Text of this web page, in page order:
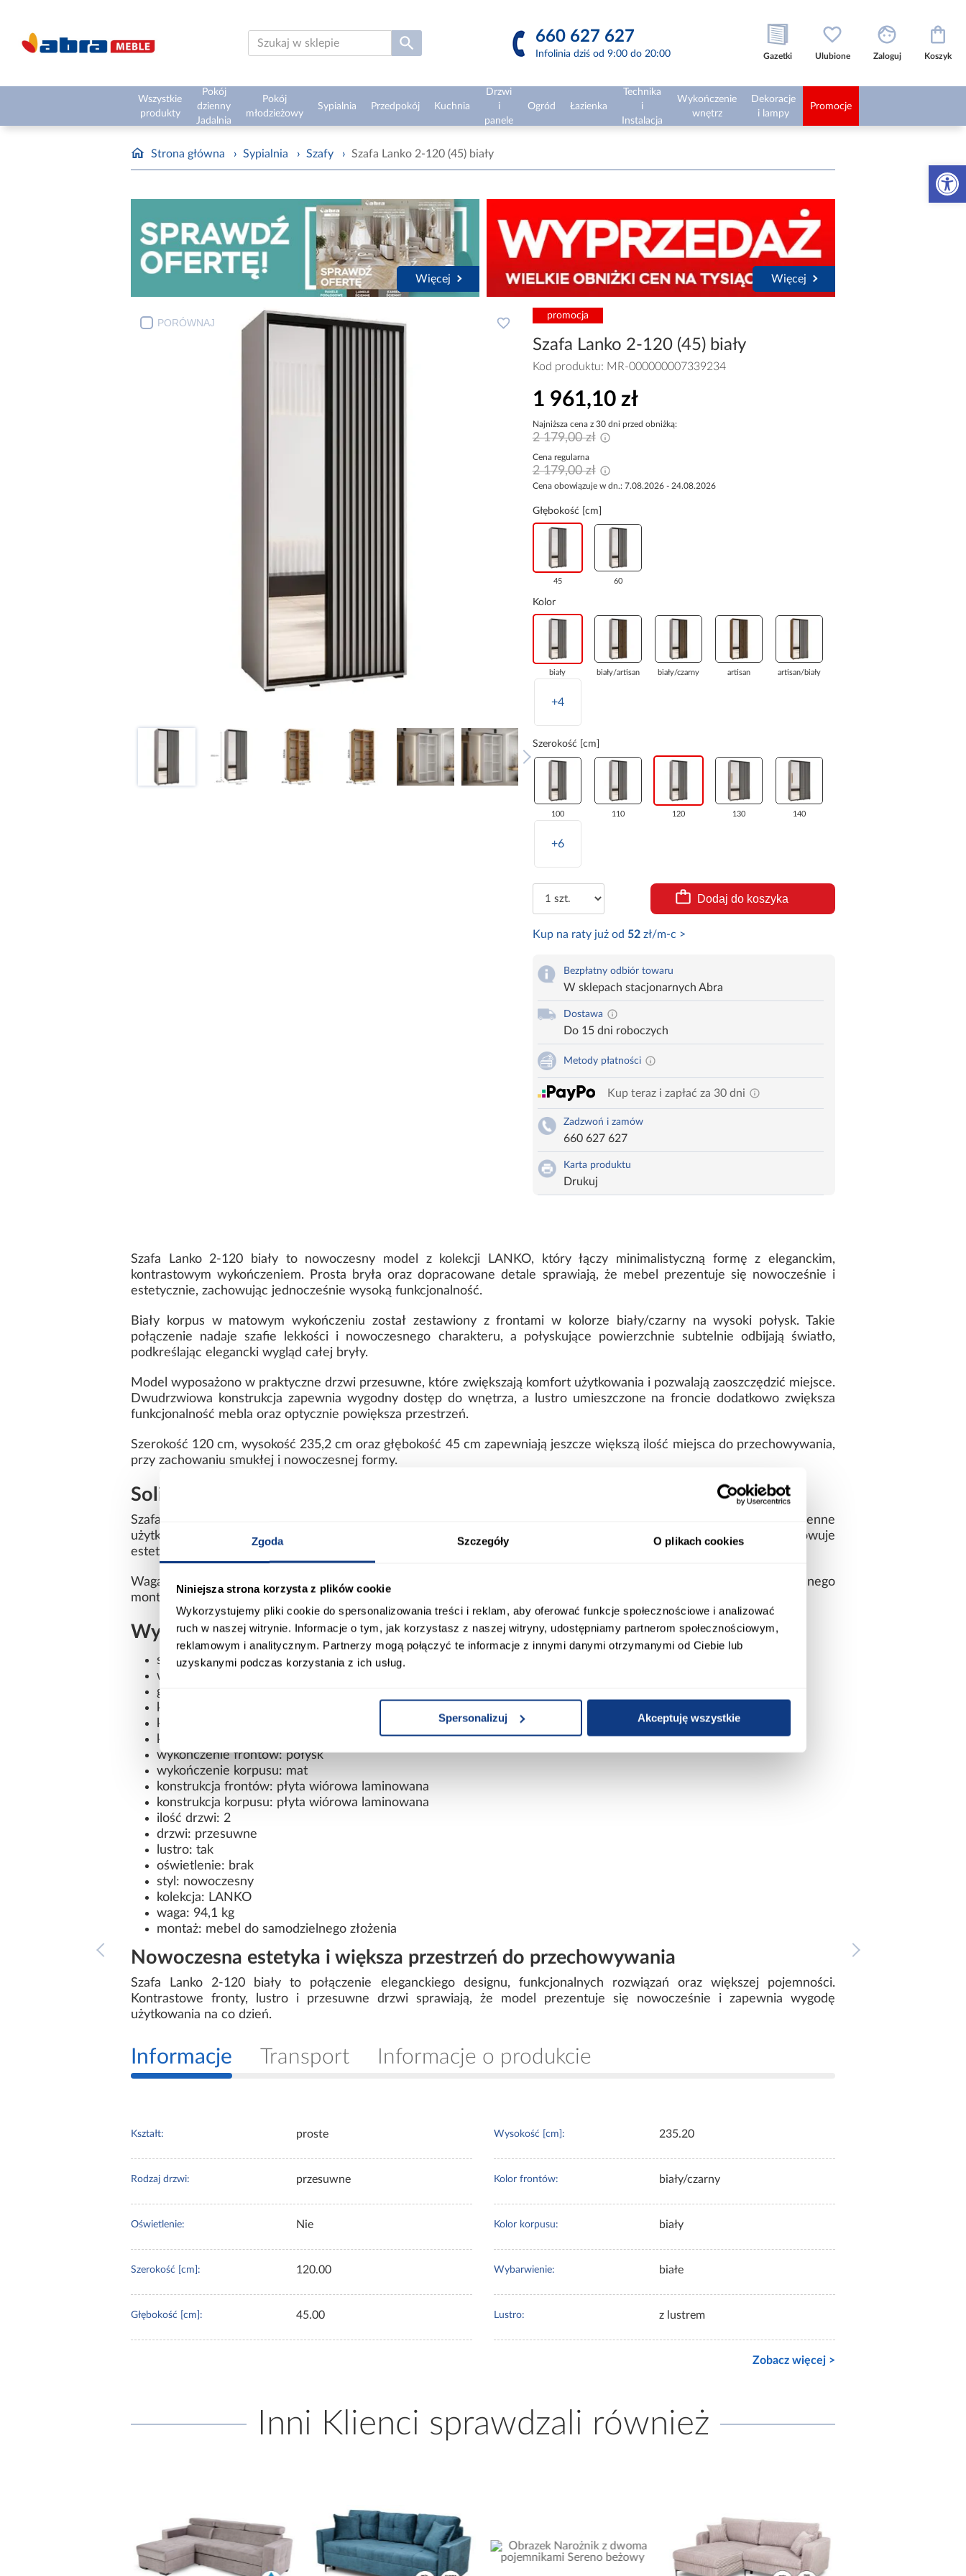
Zgoda Szczegóły O plikach cookies
Niniejsza strona korzysta z plików cookie
Wykorzystujemy pliki cookie do spersonalizowania treści i reklam, aby oferować funkcje społecznościowe i analizować
ruch w naszej witrynie. Informacje o tym, jak korzystasz z naszej witryny, udostępniamy partnerom społecznościowym,
reklamowym i analitycznym. Partnerzy mogą połączyć te informacje z innymi danymi otrzymanymi od Ciebie lub
uzyskanymi podczas korzystania z ich usług.
Spersonalizuj Akceptuję wszystkie
Otwórz
660 627 627
Infolinia dziś od 9:00 do 20:00 Gazetki Ulubione Zaloguj Koszyk
Wszystkie
produkty
Pokój
dzienny
Jadalnia
Pokój
młodzieżowy
Sypialnia Przedpokój Kuchnia
Drzwi
i
panele
Ogród Łazienka
Technika
i
Instalacja
Wykończenie
wnętrz
Dekoracje
i lampy
Promocje
Strona główna › Sypialnia › Szafy › Szafa Lanko 2-120 (45) biały
Więcej Więcej
PORÓWNAJ
promocja
Szafa Lanko 2-120 (45) biały
Kod produktu: MR-000000007339234
1 961,10 zł
Najniższa cena z 30 dni przed obniżką:
2 179,00 zł
Cena regularna
2 179,00 zł
Cena obowiązuje w dn.: 7.08.2026 - 24.08.2026
Głębokość [cm]
45 60
Kolor
biały biały/artisan biały/czarny artisan artisan/biały
+4
Szerokość [cm]
100 110 120 130 140
+6
Dodaj do koszyka
Kup na raty już od 52zł/m-c >
Bezpłatny odbiór towaru
W sklepach stacjonarnych Abra
Dostawa
Do 15 dni roboczych
Metody płatności
Kup teraz i zapłać za 30 dni
Zadzwoń i zamów
660 627 627
Karta produktu
Drukuj
Szafa Lanko 2-120 biały to nowoczesny model z kolekcji LANKO, który łączy minimalistyczną formę z eleganckim,
kontrastowym wykończeniem. Prosta bryła oraz dopracowane detale sprawiają, że mebel prezentuje się nowocześnie i
estetycznie, zachowując jednocześnie wysoką funkcjonalność.
Biały korpus w matowym wykończeniu został zestawiony z frontami w kolorze biały/czarny na wysoki połysk. Takie
połączenie nadaje szafie lekkości i nowoczesnego charakteru, a połyskujące powierzchnie subtelnie odbijają światło,
podkreślając elegancki wygląd całej bryły.
Model wyposażono w praktyczne drzwi przesuwne, które zwiększają komfort użytkowania i pozwalają zaoszczędzić miejsce.
Dwudrzwiowa konstrukcja zapewnia wygodny dostęp do wnętrza, a lustro umieszczone na froncie dodatkowo zwiększa
funkcjonalność mebla oraz optycznie powiększa przestrzeń.
Szerokość 120 cm, wysokość 235,2 cm oraz głębokość 45 cm zapewniają jeszcze większą ilość miejsca do przechowywania,
przy zachowaniu smukłej i nowoczesnej formy.
Solidna konstrukcja i trwałe wykonanie
Szafa została wykonana z laminowanej płyty wiórowej, co zapewnia trwałość, stabilność oraz odporność na codzienne
użytkowanie. Gładkie powierzchnie są łatwe w utrzymaniu czystości, dzięki czemu mebel przez długi czas zachowuje
estetyczny wygląd.
Waga 94,1 kg potwierdza solidne wykonanie oraz stabilność całej konstrukcji. Model przeznaczony jest do samodzielnego
montażu.
Wymiary i dane techniczne
szerokość: 120 cm
wysokość: 235,2 cm
głębokość: 45 cm
kształt: prosty
kolor frontów: biały/czarny
kolor korpusu: biały
wykończenie frontów: połysk
wykończenie korpusu: mat
konstrukcja frontów: płyta wiórowa laminowana
konstrukcja korpusu: płyta wiórowa laminowana
ilość drzwi: 2
drzwi: przesuwne
lustro: tak
oświetlenie: brak
styl: nowoczesny
kolekcja: LANKO
waga: 94,1 kg
montaż: mebel do samodzielnego złożenia
Nowoczesna estetyka i większa przestrzeń do przechowywania
Szafa Lanko 2-120 biały to połączenie eleganckiego designu, funkcjonalnych rozwiązań oraz większej pojemności.
Kontrastowe fronty, lustro i przesuwne drzwi sprawiają, że model prezentuje się nowocześnie i zapewnia wygodę
użytkowania na co dzień.
Informacje Transport Informacje o produkcie
Kształt: proste
Rodzaj drzwi: przesuwne
Oświetlenie: Nie
Szerokość [cm]: 120.00
Głębokość [cm]: 45.00
Wysokość [cm]: 235.20
Kolor frontów: biały/czarny
Kolor korpusu: biały
Wybarwienie: białe
Lustro: z lustrem
Zobacz więcej >
Inni Klienci sprawdzali również